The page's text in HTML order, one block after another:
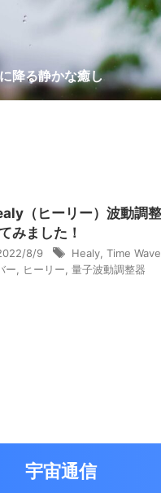
降る静かな癒し
じゃない！自分らしい道
か迷っているあなたへ。
最近どハマりしていまし
（量子波動調整器）
ました
ヒーリー）量子波動調整
原さんの解雇に思う
（ヒーリー）波動調
みました！
8/9 Healy Time
ー
ヒーリー 量子波動調整器
宇宙通信